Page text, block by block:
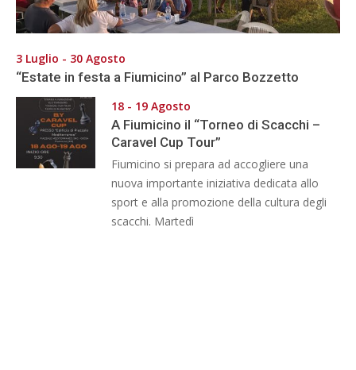
3 Luglio - 30 Agosto
“Estate in festa a Fiumicino” al Parco Bozzetto
18 - 19 Agosto
A Fiumicino il “Torneo di Scacchi –
Caravel Cup Tour”
Fiumicino si prepara ad accogliere una
nuova importante iniziativa dedicata allo
sport e alla promozione della cultura degli
scacchi. Martedì